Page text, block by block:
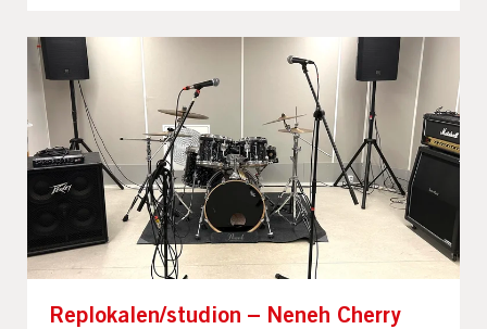
Replokalen/studion – Neneh Cherry